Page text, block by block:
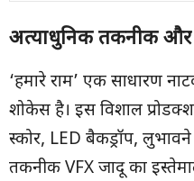
अत्याधुनिक तकनीक और
‘हमारे राम’ एक साधारण
शोकेस है। इस विशाल
स्कोर, LED बैकड्रॉप,
तकनीक VFX जादू का